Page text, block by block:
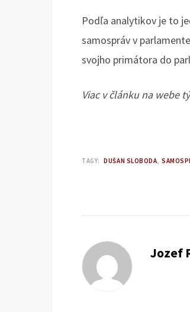
Podľa analytikov je to
samospráv v
svojho primátora do
Viac v článku na webe
TAGY: DUŠAN SLOBODA
Jozef